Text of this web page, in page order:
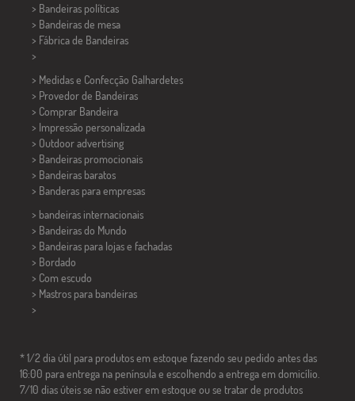
> Bandeiras políticas
> Bandeiras de mesa
> Fábrica de Bandeiras
>
> Medidas e Confecção Galhardetes
> Provedor de Bandeiras
> Comprar Bandeira
> Impressão personalizada
> Outdoor advertising
> Bandeiras promocionais
> Bandeiras baratos
> Banderas para empresas
> bandeiras internacionais
> Bandeiras do Mundo
> Bandeiras para lojas e fachadas
> Bordado
> Com escudo
> Mastros para bandeiras
>
* 1/2 dia útil para produtos em estoque fazendo seu pedido antes das
16:00 para entrega na península e escolhendo a entrega em domicílio.
7/10 dias úteis se não estiver em estoque ou se tratar de produtos